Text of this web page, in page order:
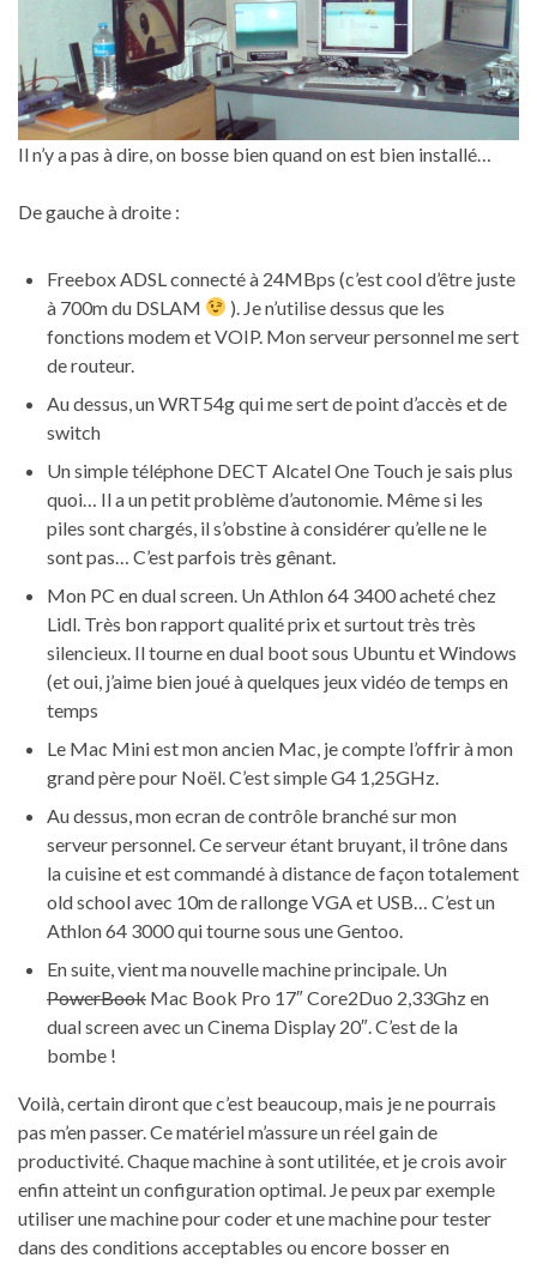
Il n’y a pas à dire, on bosse bien quand on est bien installé…
De gauche à droite :
Freebox ADSL connecté à 24MBps (c’est cool d’être juste
à 700m du DSLAM
). Je n’utilise dessus que les
fonctions modem et VOIP. Mon serveur personnel me sert
de routeur.
Au dessus, un WRT54g qui me sert de point d’accès et de
switch
Un simple téléphone DECT Alcatel One Touch je sais plus
quoi… Il a un petit problème d’autonomie. Même si les
piles sont chargés, il s’obstine à considérer qu’elle ne le
sont pas… C’est parfois très gênant.
Mon PC en dual screen. Un Athlon 64 3400 acheté chez
Lidl. Très bon rapport qualité prix et surtout très très
silencieux. Il tourne en dual boot sous Ubuntu et Windows
(et oui, j’aime bien joué à quelques jeux vidéo de temps en
temps
Le Mac Mini est mon ancien Mac, je compte l’offrir à mon
grand père pour Noël. C’est simple G4 1,25GHz.
Au dessus, mon ecran de contrôle branché sur mon
serveur personnel. Ce serveur étant bruyant, il trône dans
la cuisine et est commandé à distance de façon totalement
old school avec 10m de rallonge VGA et USB… C’est un
Athlon 64 3000 qui tourne sous une Gentoo.
En suite, vient ma nouvelle machine principale. Un
PowerBook Mac Book Pro 17″ Core2Duo 2,33Ghz en
dual screen avec un Cinema Display 20″. C’est de la
bombe !
Voilà, certain diront que c’est beaucoup, mais je ne pourrais
pas m’en passer. Ce matériel m’assure un réel gain de
productivité. Chaque machine à sont utilitée, et je crois avoir
enfin atteint un configuration optimal. Je peux par exemple
utiliser une machine pour coder et une machine pour tester
dans des conditions acceptables ou encore bosser en